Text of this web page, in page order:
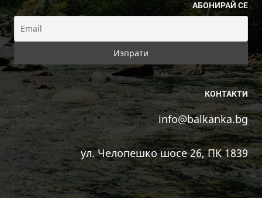
АБОНИРАЙ СЕ
КОНТАКТИ
info@balkanka.bg
ул. Челопешко шосе 26, ПК 1839